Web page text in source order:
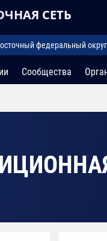
СЕТЬ
федеральный округ
Сообщества